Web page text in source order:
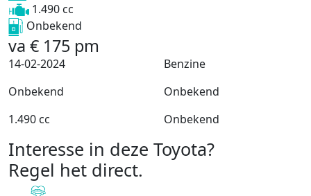
1.490 cc
Onbekend
va € 175 pm
14-02-2024
Benzine
Onbekend
Onbekend
1.490 cc
Onbekend
Interesse in deze Toyota?
Regel het direct.